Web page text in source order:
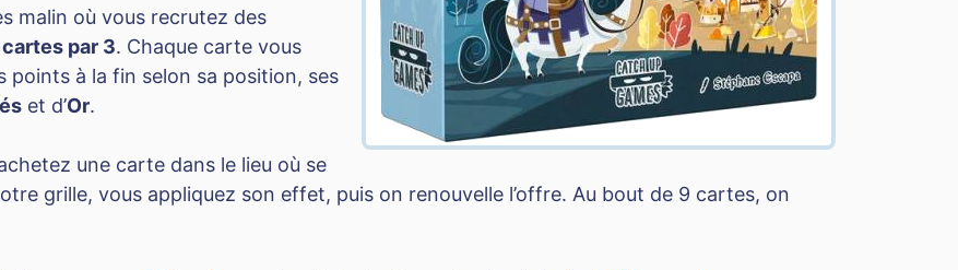
malin où vous recrutez des
par 3. Chaque carte vous
à la fin selon sa position, ses
et d’Or.
une carte dans le lieu où se
grille, vous appliquez son effet, puis on renouvelle l’offre. Au bout de 9 cartes, on